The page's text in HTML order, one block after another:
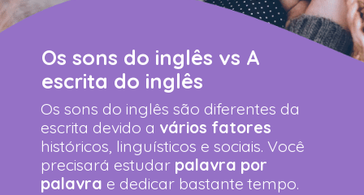
Os sons do inglês vs A
escrita do inglês
Os sons do inglês são diferentes da
escrita devido a vários fatores
históricos, linguísticos e sociais. Você
precisará estudar palavra por
palavra e dedicar bastante tempo.